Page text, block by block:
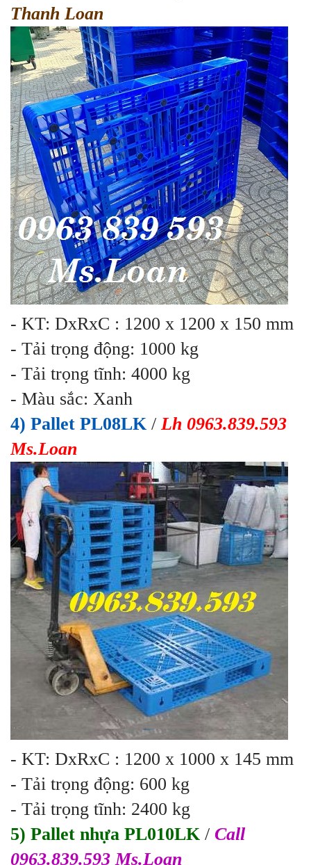
Thanh Loan
- KT: DxRxC : 1200 x 1200 x 150 mm
- Tải trọng động: 1000 kg
- Tải trọng tĩnh: 4000 kg
- Màu sắc: Xanh
4) Pallet PL08LK /Lh 0963.839.593
Ms.Loan
- KT: DxRxC : 1200 x 1000 x 145 mm
- Tải trọng động: 600 kg
- Tải trọng tĩnh: 2400 kg
5) Pallet nhựa PL010LK / Call
0963.839.593 Ms.Loan